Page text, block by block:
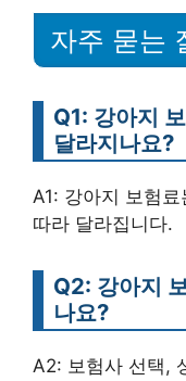
자주 묻는
Q1: 강아지
달라지나요?
A1: 강아지 보험
따라 달라집니다.
Q2: 강아지
나요?
A2: 보험사 선택,